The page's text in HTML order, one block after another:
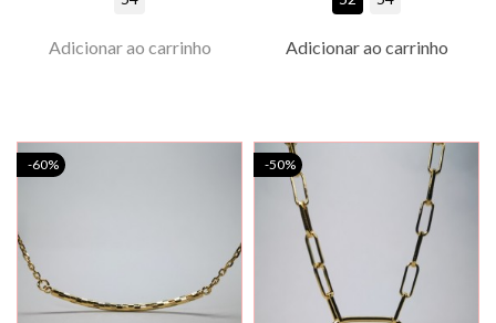
Adicionar ao carrinho Adicionar ao carrinho
-60% -50%